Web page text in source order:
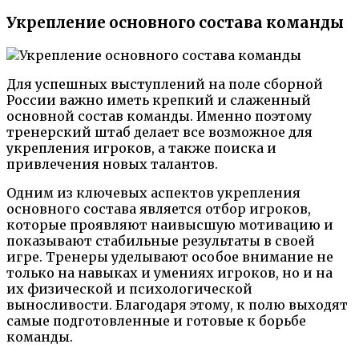
Укрепление основного состава команды
Для успешных выступлений на поле сборной
России важно иметь крепкий и слаженный
основной состав команды. Именно поэтому
тренерский штаб делает все возможное для
укрепления игроков, а также поиска и
привлечения новых талантов.
Одним из ключевых аспектов укрепления
основного состава является отбор игроков,
которые проявляют наивысшую мотивацию и
показывают стабильные результаты в своей
игре. Тренеры уделывают особое внимание не
только на навыках и умениях игроков, но и на
их физической и психологической
выносливости. Благодаря этому, к полю выходят
самые подготовленные и готовые к борьбе
команды.